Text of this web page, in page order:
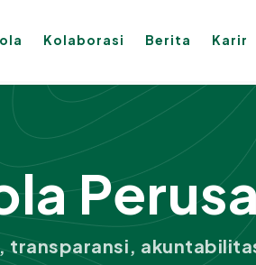
Kolaborasi Berita Karir
transparansi,